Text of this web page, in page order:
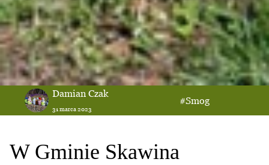
Damian Czak
31 marca 2023
#Smog
W Gminie Skawina